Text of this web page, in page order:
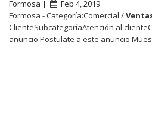
Formosa |
Feb 4, 2019
Formosa - Categoría:Comercial /
ClienteSubcategoríaAtención al
anuncio Postulate a este anuncio